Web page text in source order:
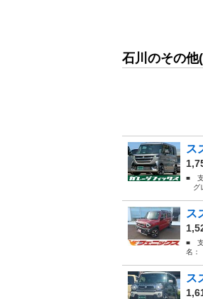
石川のその他
ス
■ 支
グ
ス
■ 支
名：
ス